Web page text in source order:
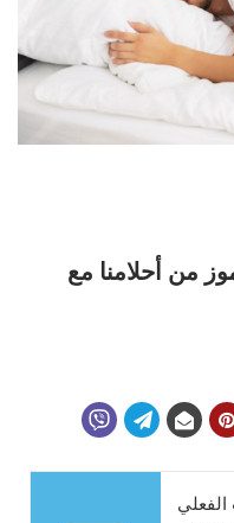
إلى العلاقات: 9 رموز من أحلامنا مع